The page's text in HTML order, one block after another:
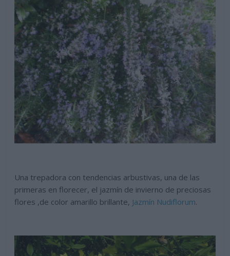
Una trepadora con tendencias arbustivas, una de las
primeras en florecer, el jazmín de invierno de preciosas
flores ,de color amarillo brillante, Jazmín Nudiflorum.